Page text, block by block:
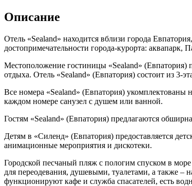
Описание
Отель «Sealand» находится вблизи города
достопримечательности города-курорта:
Местоположение гостиницы «Sealand» (Евпатория)
отдыха. Отель «Sealand» (Евпатория) состоит из 3-
Все номера «Sealand» (Евпатория)
каждом номере санузел с душем или ванной.
Гостям «Sealand» (Евпатория) предлагаются
Детям в «Силенд» (Евпатория) предоставляется
анимационные мероприятия и дискотеки.
Городской песчаный пляж с пологим спуском в
для переодевания, душевыми, туалетами, а также
функционируют кафе и служба спасателей, есть